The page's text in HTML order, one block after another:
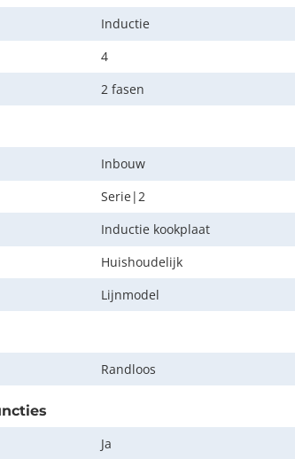
Inductie
4
2 fasen
Inbouw
Serie|2
Inductie kookplaat
Huishoudelijk
Lijnmodel
Randloos
Ja